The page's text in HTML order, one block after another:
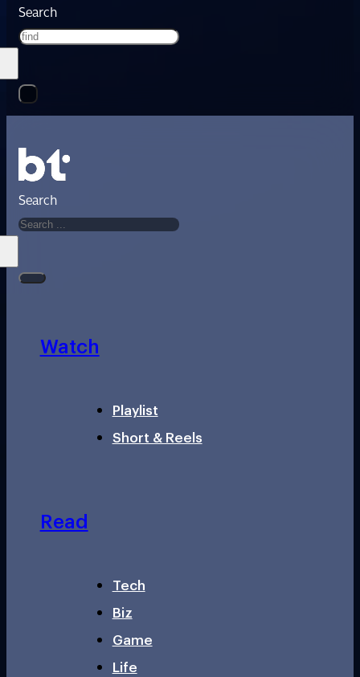
Search
Search
Watch
Playlist
Short & Reels
Read
Tech
Biz
Game
Life